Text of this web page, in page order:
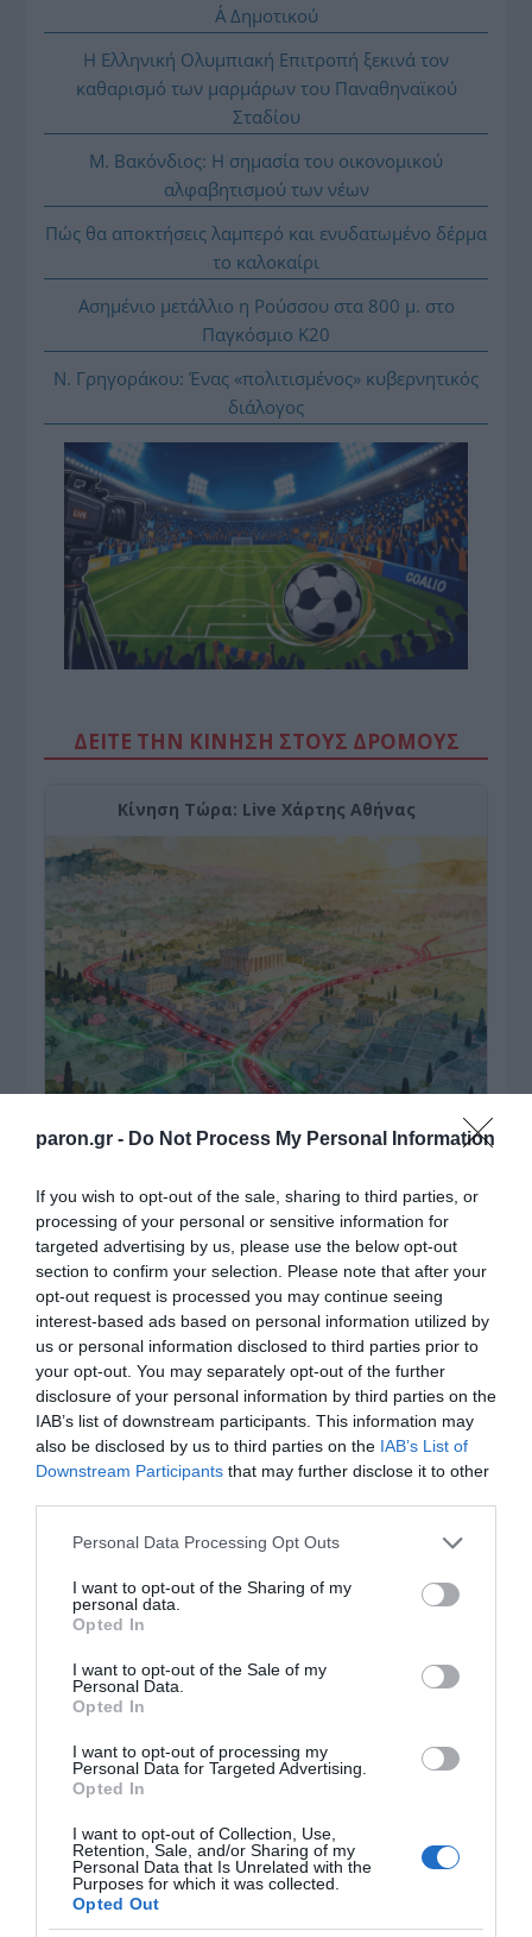
paron.gr - Do Not Process My Personal Information
If you wish to opt-out of the sale, sharing to third parties, or
processing of your personal or sensitive information for
targeted advertising by us, please use the below opt-out
section to confirm your selection. Please note that after your
opt-out request is processed you may continue seeing
interest-based ads based on personal information utilized by
us or personal information disclosed to third parties prior to
your opt-out. You may separately opt-out of the further
disclosure of your personal information by third parties on the
IAB’s list of downstream participants. This information may
also be disclosed by us to third parties on the IAB’s List of
Downstream Participants that may further disclose it to other
Please note that this website/app uses one or more Google
not limited to your visit or usage behaviour. You may click to
grant or deny consent to Google and its third-party tags to
use your data for below specified purposes in below Google
consent section.
Personal Data Processing Opt Outs
I want to opt-out of the Sharing of my
personal data.
Opted In
I want to opt-out of the Sale of my
Personal Data.
Opted In
I want to opt-out of processing my
Personal Data for Targeted Advertising.
Opted In
I want to opt-out of Collection, Use,
Retention, Sale, and/or Sharing of my
Personal Data that Is Unrelated with the
Purposes for which it was collected.
Opted Out
Α΄ Δημοτικού
Η Ελληνική Ολυμπιακή Επιτροπή ξεκινά τον
καθαρισμό των μαρμάρων του Παναθηναϊκού
Σταδίου
Μ. Βακόνδιος: H σημασία του οικονομικού
αλφαβητισμού των νέων
Πώς θα αποκτήσεις λαμπερό και ενυδατωμένο δέρμα
το καλοκαίρι
Ασημένιο μετάλλιο η Ρούσσου στα 800 μ. στο
Παγκόσμιο Κ20
Ν. Γρηγοράκου: Ένας «πολιτισμένος» κυβερνητικός
διάλογος
ΔΕΙΤΕ ΤΗΝ ΚΙΝΗΣΗ ΣΤΟΥΣ ΔΡΌΜΟΥΣ
Κίνηση Τώρα: Live Χάρτης Αθήνας
ΠΑΤΗΣΤΕ ΓΙΑ LIVE ΚΙΝΗΣΗ
Live ενημέρωση για Κηφισό, Αττική Οδό και κέντρο Αθήνας από το
paron.gr
ΤΟ ΠΑΡΟΝ ΤΗΣ ΚΥΡΙΑΚΗΣ